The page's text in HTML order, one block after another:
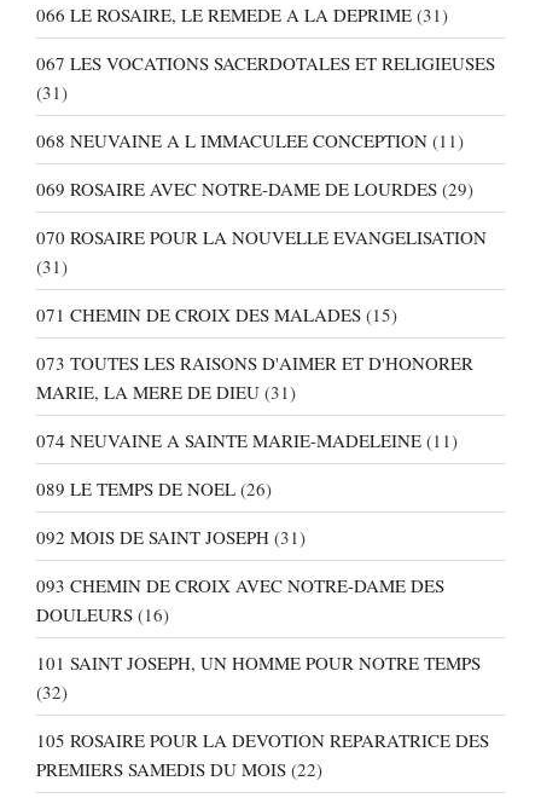
066 LE ROSAIRE, LE REMEDE A LA DEPRIME (31)
067 LES VOCATIONS SACERDOTALES ET RELIGIEUSES
(31)
068 NEUVAINE A L IMMACULEE CONCEPTION (11)
069 ROSAIRE AVEC NOTRE-DAME DE LOURDES (29)
070 ROSAIRE POUR LA NOUVELLE EVANGELISATION
(31)
071 CHEMIN DE CROIX DES MALADES (15)
073 TOUTES LES RAISONS D'AIMER ET D'HONORER
MARIE, LA MERE DE DIEU (31)
074 NEUVAINE A SAINTE MARIE-MADELEINE (11)
089 LE TEMPS DE NOEL (26)
092 MOIS DE SAINT JOSEPH (31)
093 CHEMIN DE CROIX AVEC NOTRE-DAME DES
DOULEURS (16)
101 SAINT JOSEPH, UN HOMME POUR NOTRE TEMPS
(32)
105 ROSAIRE POUR LA DEVOTION REPARATRICE DES
PREMIERS SAMEDIS DU MOIS (22)